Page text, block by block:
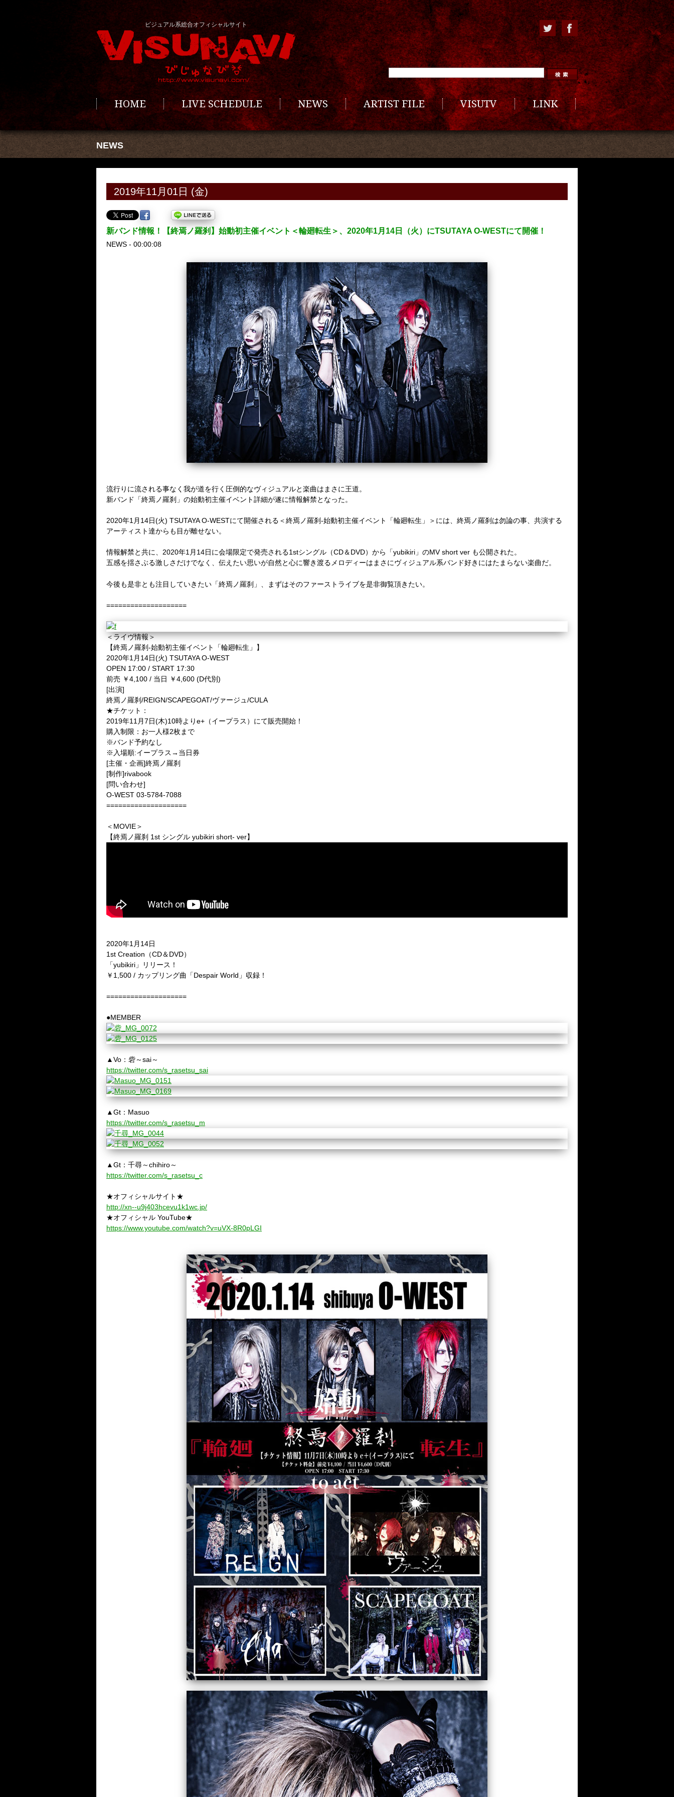
ビジュアル系総合オフィシャルサイト
HOME LIVE SCHEDULE NEWS ARTIST FILE VISUTV LINK
NEWS
2019年11月01日 (金)
新バンド情報！【終焉ノ羅刹】始動初主催イベント＜輪廻転生＞、2020年1月14日（火）にTSUTAYA O-WESTにて開催！
NEWS - 00:00:08
流行りに流される事なく我が道を行く圧倒的なヴィジュアルと楽曲はまさに王道。
新バンド「終焉ノ羅刹」の始動初主催イベント詳細が遂に情報解禁となった。
2020年1月14日(火) TSUTAYA O-WESTにて開催される＜終焉ノ羅刹-始動初主催イベント「輪廻転生」＞には、終焉ノ羅刹は勿論の事、共演する
アーティスト達からも目が離せない。
情報解禁と共に、2020年1月14日に会場限定で発売される1stシングル（CD＆DVD）から「yubikiri」のMV short ver も公開された。
五感を揺さぶる激しさだけでなく、伝えたい思いが自然と心に響き渡るメロディーはまさにヴィジュアル系バンド好きにはたまらない楽曲だ。
今後も是非とも注目していきたい「終焉ノ羅刹」、まずはそのファーストライブを是非御覧頂きたい。
====================
＜ライヴ情報＞
【終焉ノ羅刹-始動初主催イベント「輪廻転生」】
2020年1月14日(火) TSUTAYA O-WEST
OPEN 17:00 / START 17:30
前売 ￥4,100 / 当日 ￥4,600 (D代別)
[出演]
終焉ノ羅刹/REIGN/SCAPEGOAT/ヴァージュ/CULA
★チケット：
2019年11月7日(木)10時よりe+（イープラス）にて販売開始！
購入制限：お一人様2枚まで
※バンド予約なし
※入場順:イープラス→当日券
[主催・企画]終焉ノ羅刹
[制作]rivabook
[問い合わせ]
O-WEST 03-5784-7088
====================
＜MOVIE＞
【終焉ノ羅刹 1st シングル yubikiri short- ver】
2020年1月14日
1st Creation（CD＆DVD）
「yubikiri」リリース！
￥1,500 / カップリング曲「Despair World」収録！
====================
●MEMBER
▲Vo：砦～sai～
https://twitter.com/s_rasetsu_sai
▲Gt：Masuo
https://twitter.com/s_rasetsu_m
▲Gt：千尋～chihiro～
https://twitter.com/s_rasetsu_c
★オフィシャルサイト★
http://xn--u9j403hcevu1k1wc.jp/
★オフィシャル YouTube★
https://www.youtube.com/watch?v=uVX-8R0pLGI